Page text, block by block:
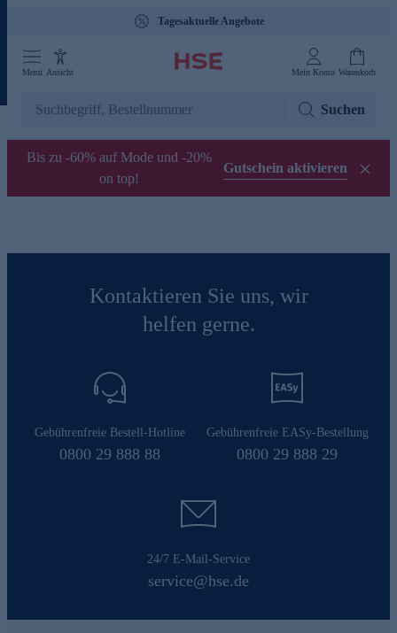
Tagesaktuelle Angebote
Menü Ansicht Mein Konto Warenkorb
Suchen
Bis zu -60% auf Mode und -20%
on top!
Gutschein aktivieren
Kontaktieren Sie uns, wir
helfen gerne.
Gebührenfreie Bestell-Hotline
0800 29 888 88
Gebührenfreie EASy-Bestellung
0800 29 888 29
24/7 E-Mail-Service
service@hse.de